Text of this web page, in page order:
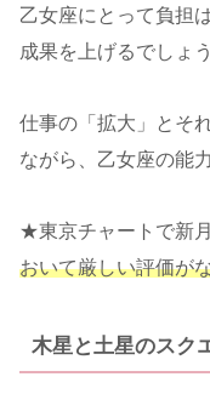
乙女座にとって負担
成果を上げるでしょう
仕事の「拡大」とそ
ながら、乙女座の能
★東京チャートで新
おいて厳しい評価が
木星と土星のスク